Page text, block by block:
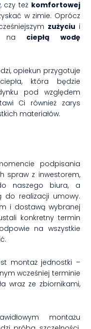
, czy też komfortowej
w zimie. Oprócz
zużyciu i
na ciepłą wodę
opiekun przygotuje
która będzie
pod względem
Ci również zarys
materiałów.
podpisania
spraw z inwestorem,
naszego biura, a
do realizacji umowy.
i dostawą wybranej
konkretny termin
na wszystkie
montaż jednostki –
wcześniej terminie
wraz ze zbiornikami,
montażu